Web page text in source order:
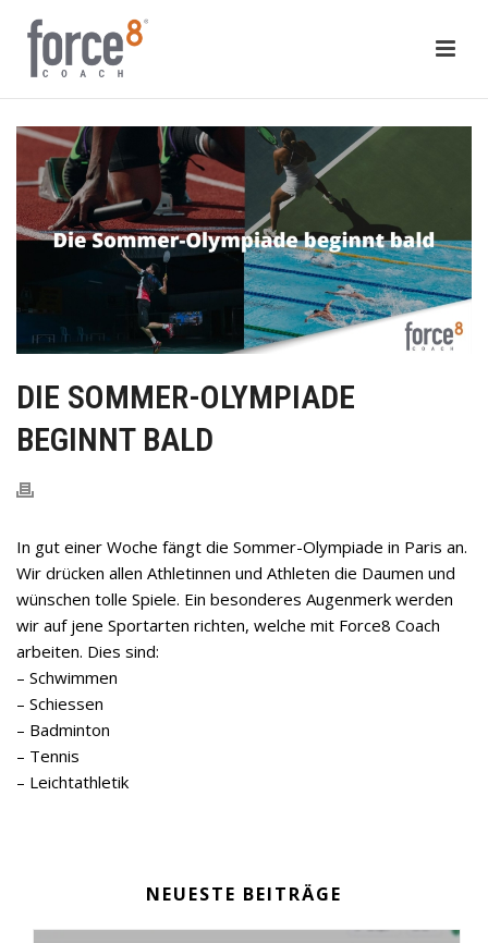
DIE SOMMER-OLYMPIADE
BEGINNT BALD
In gut einer Woche fängt die Sommer-Olympiade in Paris an.
Wir drücken allen Athletinnen und Athleten die Daumen und
wünschen tolle Spiele. Ein besonderes Augenmerk werden
wir auf jene Sportarten richten, welche mit Force8 Coach
arbeiten. Dies sind:
– Schwimmen
– Schiessen
– Badminton
– Tennis
– Leichtathletik
NEUESTE BEITRÄGE